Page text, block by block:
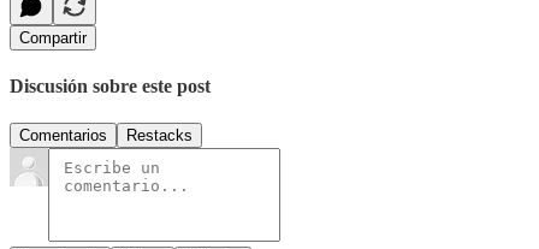
Compartir
Discusión sobre este post
Comentarios Restacks